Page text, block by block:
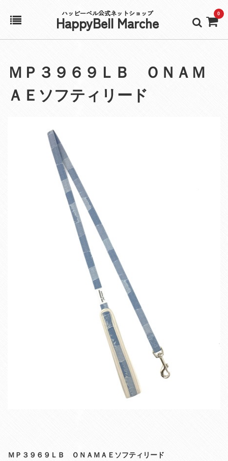
ハッピーベル公式ネットショップ
HappyBell Marche 0
アカウント
カート
ＭＰ３９６９ＬＢ ＯＮＡＭ
ＡＥソフティリード
ＭＰ３９６９ＬＢ ＯＮＡＭＡＥソフティリード